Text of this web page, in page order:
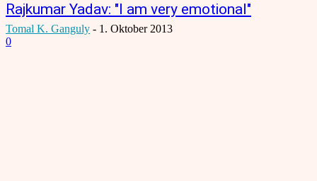
Rajkumar Yadav: "I am very emotional"
Tomal K. Ganguly - 1. Oktober 2013
0